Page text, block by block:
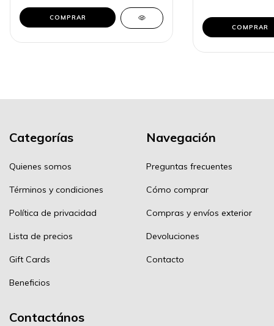
COMPRAR
COMPRAR
Categorías
Quienes somos
Términos y condiciones
Política de privacidad
Lista de precios
Gift Cards
Beneficios
Navegación
Preguntas frecuentes
Cómo comprar
Compras y envíos exterior
Devoluciones
Contacto
Contactános